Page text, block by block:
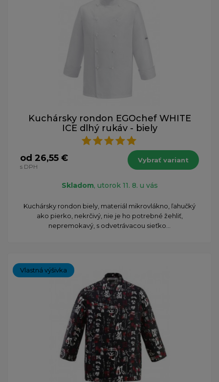
Kuchársky rondon EGOchef WHITE
ICE dlhý rukáv - biely
od 26,55 €
s DPH
Vybrať variant
Skladom, utorok 11. 8. u vás
Kuchársky rondon biely, materiál mikrovlákno, ľahučký
ako pierko, nekrčivý, nie je ho potrebné žehliť,
nepremokavý, s odvetrávacou sieťko...
Vlastná výšivka